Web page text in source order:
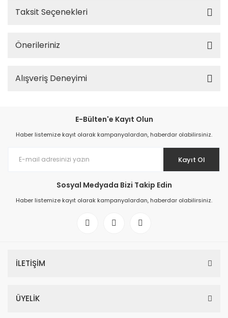
Taksit Seçenekleri
Önerileriniz
Alışveriş Deneyimi
E-Bülten'e Kayıt Olun
Haber listemize kayıt olarak kampanyalardan, haberdar olabilirsiniz.
Kayıt Ol
Sosyal Medyada Bizi Takip Edin
Haber listemize kayıt olarak kampanyalardan, haberdar olabilirsiniz.
İLETİŞİM
ÜYELİK